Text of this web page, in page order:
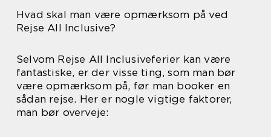
Hvad skal man være opmærksom på ved
Rejse All Inclusive?
Selvom Rejse All Inclusiveferier kan være
fantastiske, er der visse ting, som man bør
være opmærksom på, før man booker en
sådan rejse. Her er nogle vigtige faktorer,
man bør overveje: